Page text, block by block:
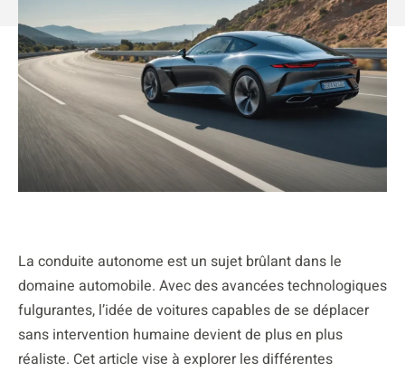
La conduite autonome est un sujet brûlant dans le
domaine automobile. Avec des avancées technologiques
fulgurantes, l’idée de voitures capables de se déplacer
sans intervention humaine devient de plus en plus
réaliste. Cet article vise à explorer les différentes